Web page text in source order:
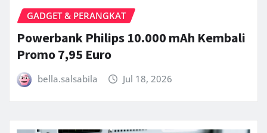
GADGET & PERANGKAT
Powerbank Philips 10.000 mAh Kembali
Promo 7,95 Euro
bella.salsabila Jul 18, 2026